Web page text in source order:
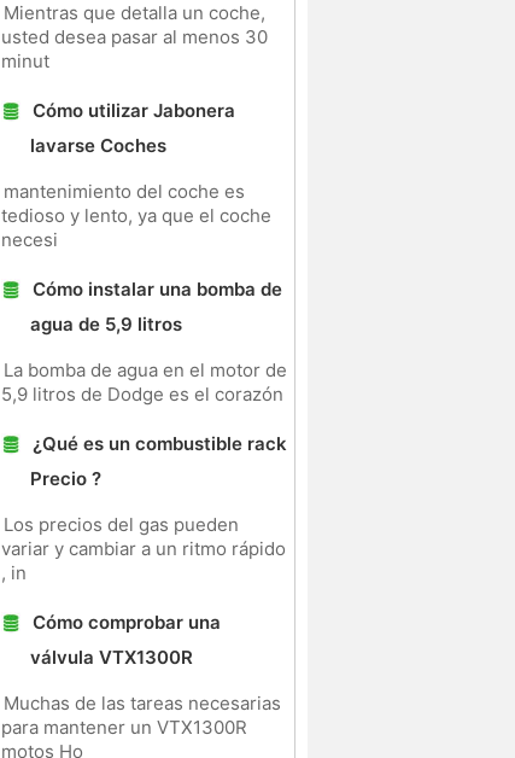
Mientras que detalla un coche,
usted desea pasar al menos 30
minut
Cómo utilizar Jabonera
lavarse Coches
mantenimiento del coche es
tedioso y lento, ya que el coche
necesi
Cómo instalar una bomba de
agua de 5,9 litros
La bomba de agua en el motor de
5,9 litros de Dodge es el corazón
¿Qué es un combustible rack
Precio ?
Los precios del gas pueden
variar y cambiar a un ritmo rápido
, in
Cómo comprobar una
válvula VTX1300R
Muchas de las tareas necesarias
para mantener un VTX1300R
motos Ho